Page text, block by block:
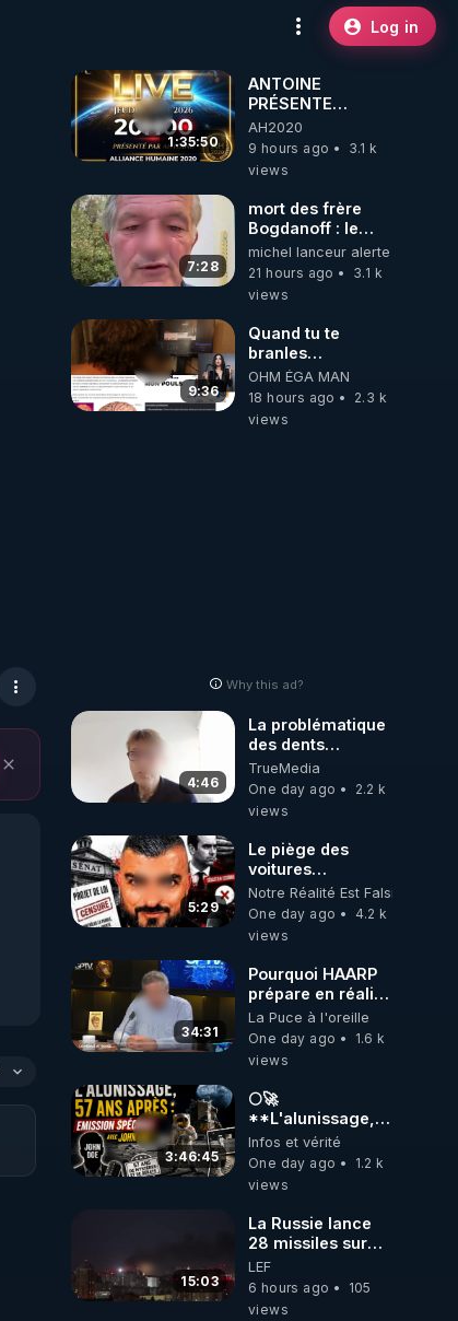
Log in
1:35:50
ANTOINE
PRÉSENTE
AH2020 LE LIVE
20H ***DU
06/08/2026***
AH2020
9 hours ago
3.1 k
views
7:28
mort des frère
Bogdanoff : le
mensonge d état
michel lanceur alerte
21 hours ago
3.1 k
views
9:36
Quand tu te
branles
bonhomme tu
émets des ondes
ils ont juste omis
OHM ÉGA MAN
18 hours ago
2.3 k
views
Why this ad?
4:46
La problématique
des dents
dévitalisées et
des implants
TrueMedia
One day ago
2.2 k
views
5:29
Le piège des
voitures
électriques se
referme sur les
usagers !
Notre Réalité Est Falsifiée Et
One day ago
4.2 k
views
34:31
Pourquoi HAARP
prépare en réalité
un CHAOS
climatique, on
répond
La Puce à l'oreille
One day ago
1.6 k
views
3:46:45
🌕🚀
**L'alunissage,
57 ans après :
Émission spéciale
avec John Doe
Infos et vérité
One day ago
1.2 k
views
15:03
La Russie lance
28 missiles sur
Kiev, l'attaque
révèle la faiblesse
de Kiev
LEF
6 hours ago
105
views